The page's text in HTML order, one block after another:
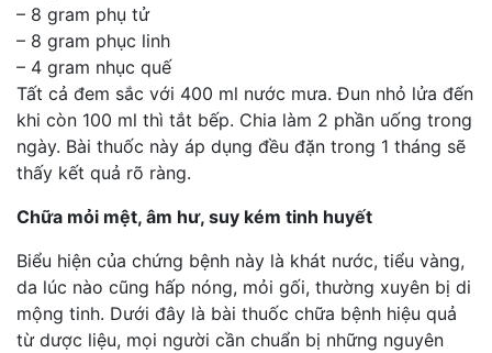
– 8 gram phụ tử
– 8 gram phục linh
– 4 gram nhục quế
Tất cả đem sắc với 400 ml nước mưa. Đun nhỏ lửa đến
khi còn 100 ml thì tắt bếp. Chia làm 2 phần uống trong
ngày. Bài thuốc này áp dụng đều đặn trong 1 tháng sẽ
thấy kết quả rõ ràng.
Chữa mỏi mệt, âm hư, suy kém tinh huyết
Biểu hiện của chứng bệnh này là khát nước, tiểu vàng,
da lúc nào cũng hấp nóng, mỏi gối, thường xuyên bị di
mộng tinh. Dưới đây là bài thuốc chữa bệnh hiệu quả
từ dược liệu, mọi người cần chuẩn bị những nguyên